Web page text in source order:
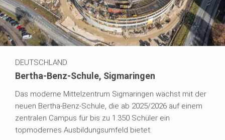
DEUTSCHLAND
Bertha-Benz-Schule, Sigmaringen
Das moderne Mittelzentrum Sigmaringen wächst mit der
neuen Bertha-Benz-Schule, die ab 2025/2026 auf einem
zentralen Campus für bis zu 1.350 Schüler ein
topmodernes Ausbildungsumfeld bietet.